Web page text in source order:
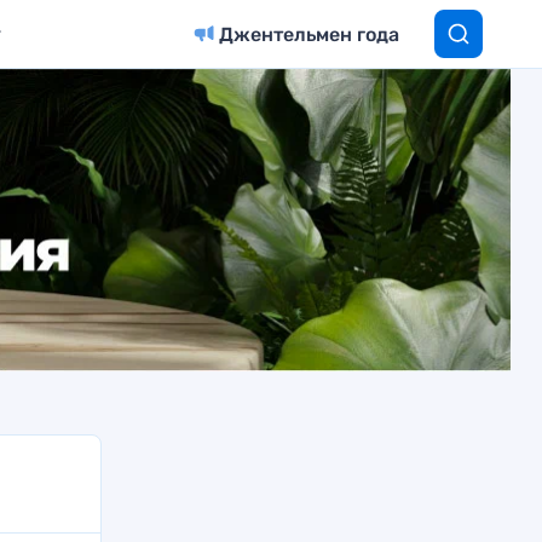
Джентельмен года